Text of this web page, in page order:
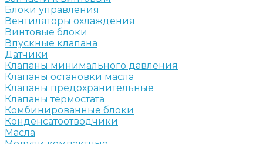
Блоки управления
Вентиляторы охлаждения
Винтовые блоки
Впускные клапана
Датчики
Клапаны минимального давления
Клапаны остановки масла
Клапаны предохранительные
Клапаны термостата
Комбинированные блоки
Конденсатоотводчики
Масла